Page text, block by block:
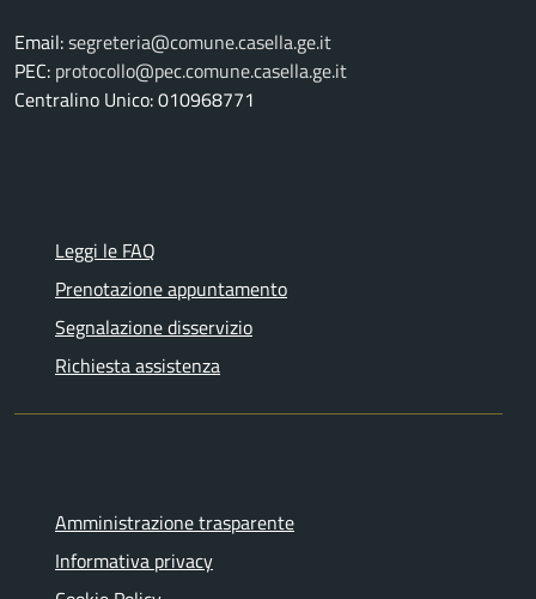
Email:segreteria@comune.casella.ge.it
PEC: protocollo@pec.comune.casella.ge.it
Centralino Unico: 010968771
Leggi le FAQ
Prenotazione appuntamento
Segnalazione disservizio
Richiesta assistenza
Amministrazione trasparente
Informativa privacy